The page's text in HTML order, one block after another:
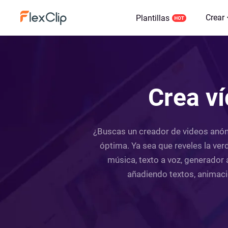
Plantillas Crear
Crea
¿Buscas un creador de videos
óptima. Ya sea que reveles la
música, texto a voz,
añadiendo textos,